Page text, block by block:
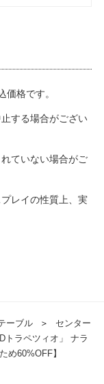
格です。
する場合がござい
ていない場合がご
レイの性質上、実
ーブル ＞
センター
トラペツィオ」 ナラ
め60%OFF】